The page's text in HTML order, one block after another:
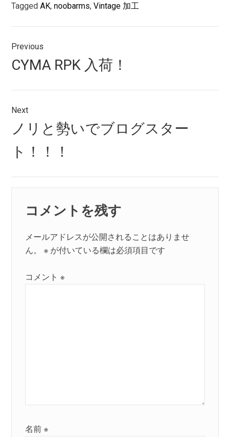
TaggedAK,noobarms,Vintage 加工
投
稿
ナ
ビ
ゲ
ー
シ
ョ
ン
Previous
Previous
post:
CYMA RPK 入荷！
Next
Next
post:
ノリと勢いでブログスター
ト！！！
コメントを残す
メールアドレスが公開されることはありませ
ん。
※ が付いている欄は必須項目です
コメント※
名前※